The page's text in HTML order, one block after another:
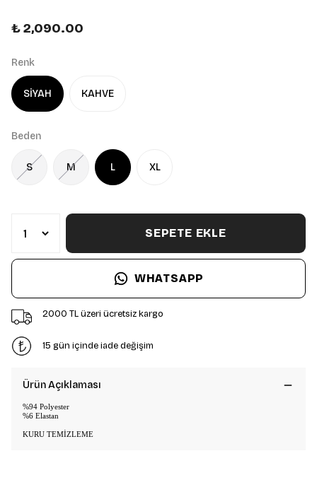
₺ 2,090.00
Renk
SİYAH KAHVE
Beden
S M L XL
SEPETE EKLE
WHATSAPP
2000 TL üzeri ücretsiz kargo
15 gün içinde iade değişim
Ürün Açıklaması
%94 Polyester
%6 Elastan
KURU TEMİZLEME